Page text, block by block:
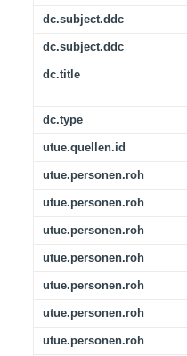
dc.subject.ddc
dc.subject.ddc
dc.title
dc.type
utue.quellen.id
utue.personen.roh
utue.personen.roh
utue.personen.roh
utue.personen.roh
utue.personen.roh
utue.personen.roh
utue.personen.roh